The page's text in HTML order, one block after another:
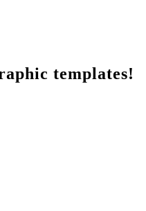
templates!